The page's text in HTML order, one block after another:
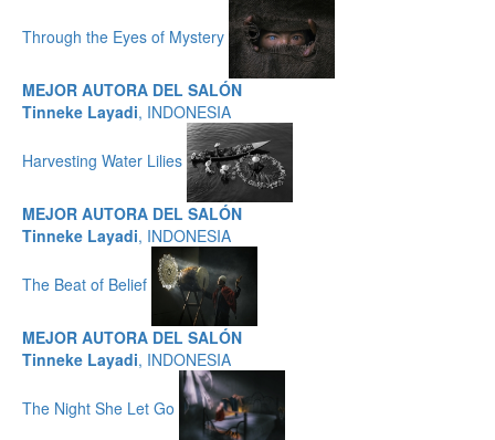
Through the Eyes of Mystery
MEJOR AUTORA DEL SALÓN
Tinneke Layadi, INDONESIA
Harvesting Water Lilies
MEJOR AUTORA DEL SALÓN
Tinneke Layadi, INDONESIA
The Beat of Belief
MEJOR AUTORA DEL SALÓN
Tinneke Layadi, INDONESIA
The Night She Let Go